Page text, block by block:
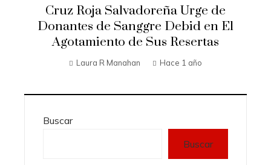
Cruz Roja Salvadoreña Urge de
Donantes de Sanggre Debid en El
Agotamiento de Sus Resertas
Laura R Manahan Hace 1 año
Buscar
Buscar